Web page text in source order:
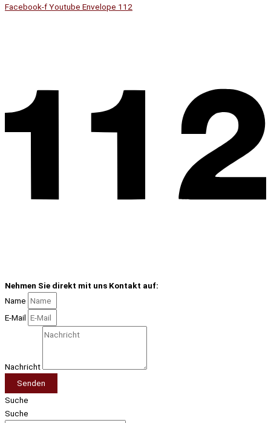
Facebook-fYoutube Envelope 112
Nehmen Sie direkt mit uns Kontakt auf:
Name
E-Mail
Nachricht
Senden
Suche
Suche